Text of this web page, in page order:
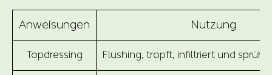
Anweisungen Nutzung
Topdressing Flushing, tropft, infiltriert und